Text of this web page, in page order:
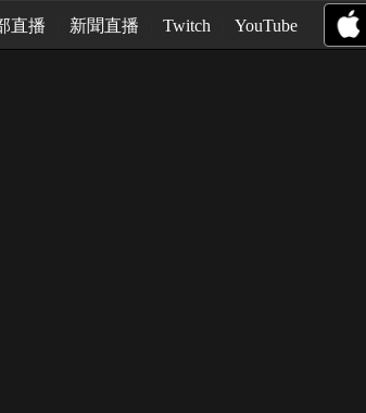
直播 新聞直播 Twitch YouTube